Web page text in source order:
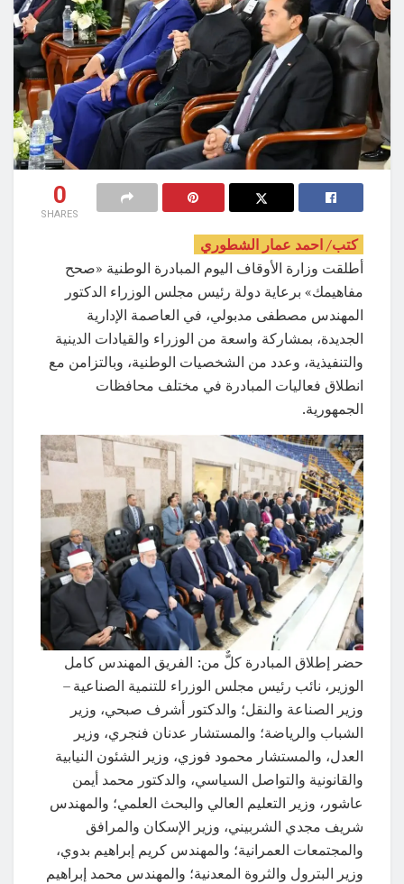
0
SHARES
كتب/ احمد عمار الشطوري
أطلقت وزارة الأوقاف اليوم المبادرة الوطنية «صحح
مفاهيمك» برعاية دولة رئيس مجلس الوزراء الدكتور
المهندس مصطفى مدبولي، في العاصمة الإدارية
الجديدة، بمشاركة واسعة من الوزراء والقيادات الدينية
والتنفيذية، وعدد من الشخصيات الوطنية، وبالتزامن مع
انطلاق فعاليات المبادرة في مختلف محافظات
الجمهورية.
حضر إطلاق المبادرة كلٌّ من: الفريق المهندس كامل
الوزير، نائب رئيس مجلس الوزراء للتنمية الصناعية –
وزير الصناعة والنقل؛ والدكتور أشرف صبحي، وزير
الشباب والرياضة؛ والمستشار عدنان فنجري، وزير
العدل، والمستشار محمود فوزي، وزير الشئون النيابية
والقانونية والتواصل السياسي، والدكتور محمد أيمن
عاشور، وزير التعليم العالي والبحث العلمي؛ والمهندس
شريف مجدي الشربيني، وزير الإسكان والمرافق
والمجتمعات العمرانية؛ والمهندس كريم إبراهيم بدوي،
وزير البترول والثروة المعدنية؛ والمهندس محمد إبراهيم